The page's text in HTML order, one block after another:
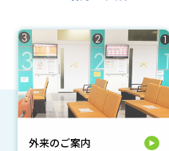
外来のご案内